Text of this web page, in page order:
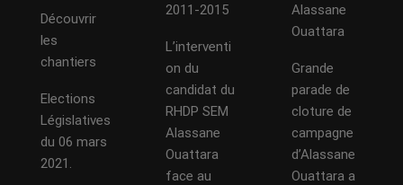
Découvrir
les
chantiers
Elections
Législatives
du 06 mars
2021.
2011-2015
L’interventi
on du
candidat du
RHDP SEM
Alassane
Ouattara
face au
Alassane
Ouattara
Grande
parade de
cloture de
campagne
d’Alassane
Ouattara a